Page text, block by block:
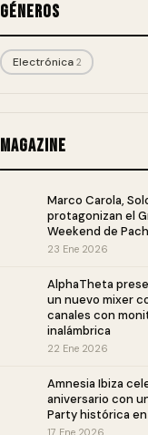
Géneros
Electrónica 2
Magazine
Marco Carola,
protagonizan el
Weekend de
23 Ene 2026
AlphaTheta
un nuevo mixer
canales con
inalámbrica
22 Ene 2026
Amnesia Ibiza
aniversario con
Party histórica
17 Ene 2026